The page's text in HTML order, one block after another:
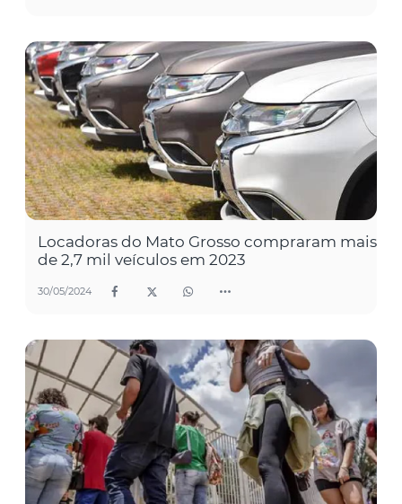
Locadoras do Mato Grosso compraram mais
de 2,7 mil veículos em 2023
30/05/2024